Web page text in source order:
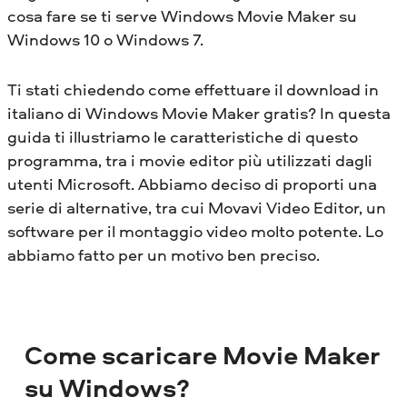
cosa fare se ti serve Windows Movie Maker su
Windows 10 o Windows 7.
Ti stati chiedendo come effettuare il download in
italiano di Windows Movie Maker gratis? In questa
guida ti illustriamo le caratteristiche di questo
programma, tra i movie editor più utilizzati dagli
utenti Microsoft. Abbiamo deciso di proporti una
serie di alternative, tra cui Movavi Video Editor, un
software per il montaggio video molto potente. Lo
abbiamo fatto per un motivo ben preciso.
Come scaricare Movie Maker
su Windows?